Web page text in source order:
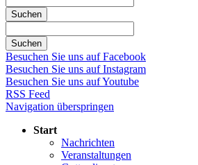
Suchen
Suchen
Besuchen Sie uns auf Facebook
Besuchen Sie uns auf Instagram
Besuchen Sie uns auf Youtube
RSS Feed
Navigation überspringen
Start
Nachrichten
Veranstaltungen